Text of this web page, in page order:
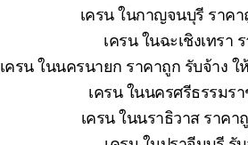
เครน ในกาญจนบุรี ราค
เครน ในฉะเชิงเทรา
เครน ในนครนายก ราคาถูก รับจ้าง
เครน ในนครศรีธรรมร
เครน ในนราธิวาส ราคา